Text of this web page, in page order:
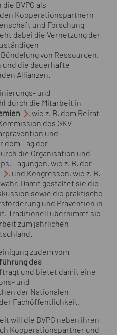
BVPG als
Kooperationspartnern
und Forschung
dabei die Vernetzung der
von Ressourcen,
und die dauerhafte
Allianzen.
und
durch die Mitarbeit in
, wie z. B. dem Beirat
des GKV-
und
dem Tag der
die Organisation und
, Tagungen, wie z. B. der
, und Kongressen, wie z. B.
Damit gestaltet sie die
sowie die praktische
und Prävention in
Traditionell übernimmt sie
zum jährlichen
zudem vom
des
und bietet damit eine
und
der Nationalen
Fachöffentlichkeit.
will die BVPG neben ihren
Kooperationspartner und